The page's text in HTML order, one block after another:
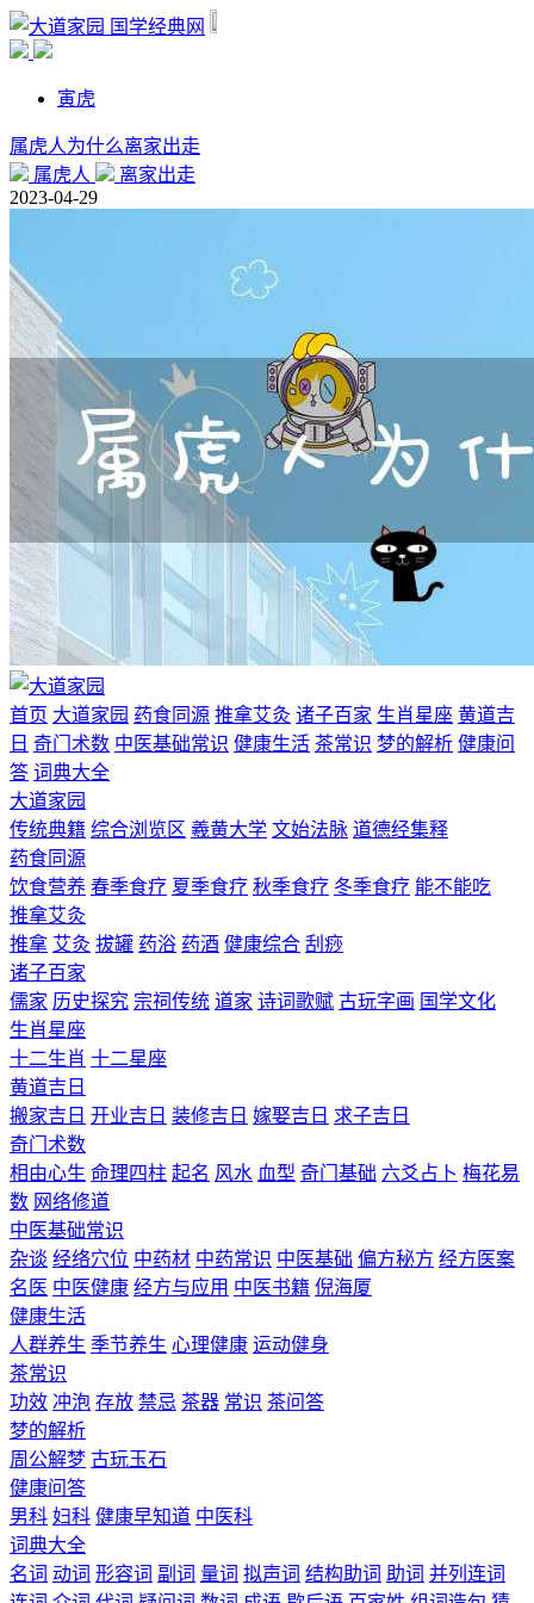
国学经典网
寅虎
属虎人为什么离家出走
属虎人
离家出走
2023-04-29
首页 大道家园 药食同源 推拿艾灸 诸子百家 生肖星座 黄道吉
日 奇门术数 中医基础常识 健康生活 茶常识 梦的解析 健康问
答 词典大全
大道家园
传统典籍 综合浏览区 羲黄大学 文始法脉 道德经集释
药食同源
饮食营养 春季食疗 夏季食疗 秋季食疗 冬季食疗 能不能吃
推拿艾灸
推拿 艾灸 拔罐 药浴 药酒 健康综合 刮痧
诸子百家
儒家 历史探究 宗祠传统 道家 诗词歌赋 古玩字画 国学文化
生肖星座
十二生肖 十二星座
黄道吉日
搬家吉日 开业吉日 装修吉日 嫁娶吉日 求子吉日
奇门术数
相由心生 命理四柱 起名 风水 血型 奇门基础 六爻占卜 梅花易
数 网络修道
中医基础常识
杂谈 经络穴位 中药材 中药常识 中医基础 偏方秘方 经方医案
名医 中医健康 经方与应用 中医书籍 倪海厦
健康生活
人群养生 季节养生 心理健康 运动健身
茶常识
功效 冲泡 存放 禁忌 茶器 常识 茶问答
梦的解析
周公解梦 古玩玉石
健康问答
男科 妇科 健康早知道 中医科
词典大全
名词 动词 形容词 副词 量词 拟声词 结构助词 助词 并列连词